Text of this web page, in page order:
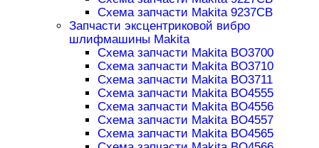
Схема запчасти Makita 9237CB
Запчасти эксцентриковой вибро
шлифмашины Makita
Схема запчасти Makita BO3700
Схема запчасти Makita BO3710
Схема запчасти Makita BO3711
Схема запчасти Makita BO4555
Схема запчасти Makita BO4556
Схема запчасти Makita BO4557
Схема запчасти Makita BO4565